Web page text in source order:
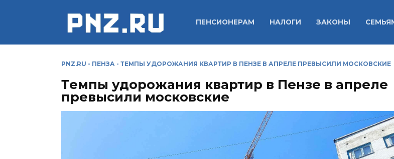
ПЕНСИОНЕРАМ НАЛОГИ ЗАКОНЫ
PNZ.RU - ПЕНЗА - ТЕМПЫ УДОРОЖАНИЯ КВАРТИР В ПЕНЗЕ В АПРЕЛЕ ПРЕВЫСИЛИ МОСКОВСКИЕ
Темпы удорожания квартир в Пензе в апреле
превысили московские